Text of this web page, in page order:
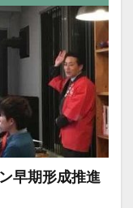
早期形成推進